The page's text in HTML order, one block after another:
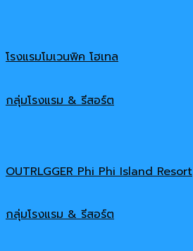
โรงแรมโมเวนพิค โฮเทล
กลุ่มโรงแรม & รีสอร์ต
OUTRLGGER Phi Phi Island Resort
กลุ่มโรงแรม & รีสอร์ต